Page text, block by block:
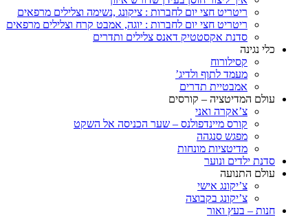
ריטריט חצי יום לחברות : ציקונג ,נשימה וצלילים מרפאים
ריטריט חצי יום לחברות : יוגה, אמבט קרח וצלילים מרפאים
סדנת אקסטטיק דאנס צלילים ותדרים
כלי נגינה
קסילורוח
מעמד לתוף ולדיג’
אמבטיית תדרים
עולם המדיטציה – קורסים
צ’אקרה ואני
קורס מיינדפולנס – שער הכניסה אל השקט
מפגש סנגהה
מדיטציות מונחות
סדנת ילדים ונוער
עולם התנועה
צ’יקונג אישי
צ’יקונג בקבוצה
חנות – בעץ ואור